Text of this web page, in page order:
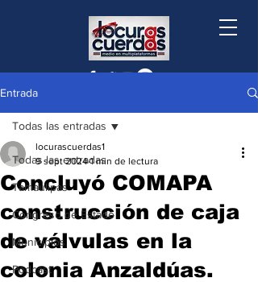
Entrada
Todas las entradas
Tamaulipas
Congreso de Estado
Municipios
Podcast
Todas las entradas
Concluyó COMAPA
construcción de caja
de válvulas en la
colonia Anzaldúas.
locurascuerdas1
9 sept 2024 1 min de lectura